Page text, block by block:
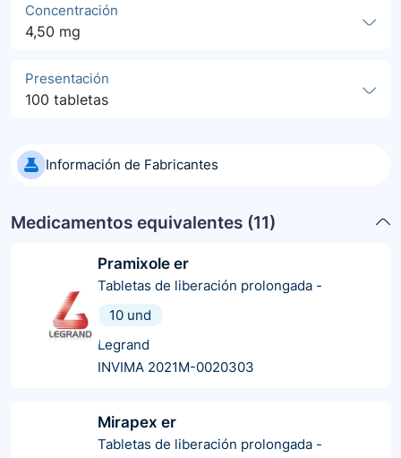
Concentración
4,50 mg
Presentación
100 tabletas
Información de Fabricantes
Medicamentos equivalentes (11)
Pramixole er
Tabletas de liberación prolongada -
10 und
Legrand
INVIMA 2021M-0020303
Mirapex er
Tabletas de liberación prolongada -